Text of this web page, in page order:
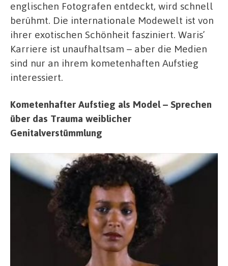
englischen Fotografen entdeckt, wird schnell
berühmt. Die internationale Modewelt ist von
ihrer exotischen Schönheit fasziniert. Waris’
Karriere ist unaufhaltsam – aber die Medien
sind nur an ihrem kometenhaften Aufstieg
interessiert.
Kometenhafter Aufstieg als Model – Sprechen
über das Trauma weiblicher
Genitalverstümmlung